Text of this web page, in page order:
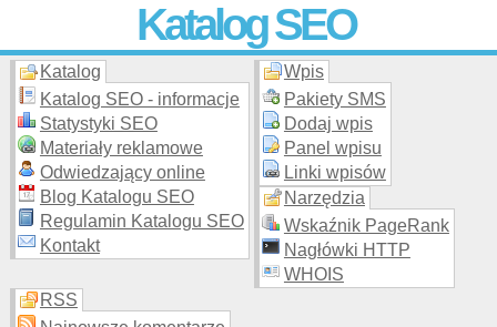
Katalog SEO
Skuteczna i promocja stron WWW –
moderowanego katalogu za darmo!
Katalog
Katalog SEO - informacje
Statystyki SEO
Materiały reklamowe
Odwiedzający online
Blog Katalogu SEO
Regulamin Katalogu SEO
Kontakt
Wpis
Pakiety SMS
Dodaj wpis
Panel wpisu
Linki wpisów
Narzędzia
Wskaźnik PageRank
Nagłówki HTTP
WHOIS
RSS